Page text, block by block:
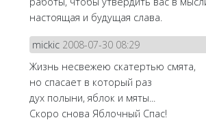
настоящая и будущая слава.
mickic 2008-07-30 08:29
Жизнь несвежею скатертью смята,
но спасает в который раз
дух полыни, яблок и мяты...
Скоро снова Яблочный Спас!